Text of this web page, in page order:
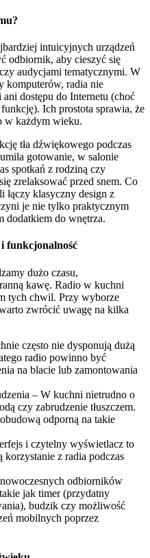
intuicyjnych urządzeń
odbiornik, aby cieszyć się
audycjami tematycznymi. W
komputerów, radia nie
dostępu do Internetu (choć
Ich prostota sprawia, że
w każdym wieku.
tła dźwiękowego podczas
gotowanie, w salonie
spotkań z rodziną czy
zrelaksować przed snem. Co
łączy klasyczny design z
je nie tylko praktycznym
dodatkiem do wnętrza.
funkcjonalność
dużo czasu,
kawę. Radio w kuchni
tych chwil. Przy wyborze
zwrócić uwagę na kilka
często nie dysponują dużą
radio powinno być
na blacie lub zamontowania
– W kuchni nietrudno o
czy zabrudzenie tłuszczem.
odporną na takie
i czytelny wyświetlacz to
korzystanie z radia podczas
odbiorników
jak timer (przydatny
budzik czy możliwość
mobilnych poprzez